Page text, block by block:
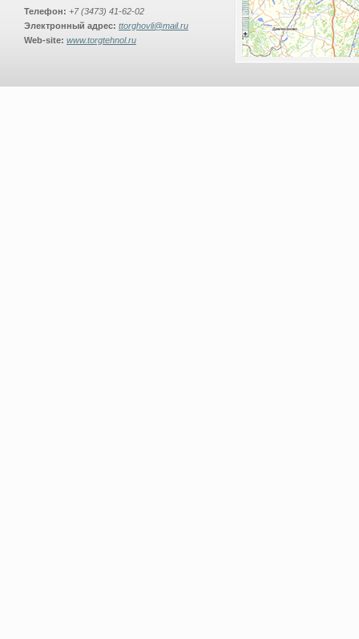
Телефон: +7 (3473) 41-62-02
Электронный адрес: ttorghovli@mail.ru
Web-site: www.torgtehnol.ru